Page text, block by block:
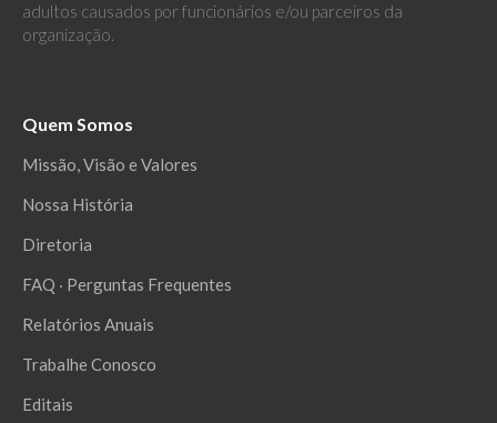
adultos causados por funcionários e/ou parceiros da
organização.
Quem Somos
Missão, Visão e Valores
Nossa História
Diretoria
FAQ ‧ Perguntas Frequentes
Relatórios Anuais
Trabalhe Conosco
Editais